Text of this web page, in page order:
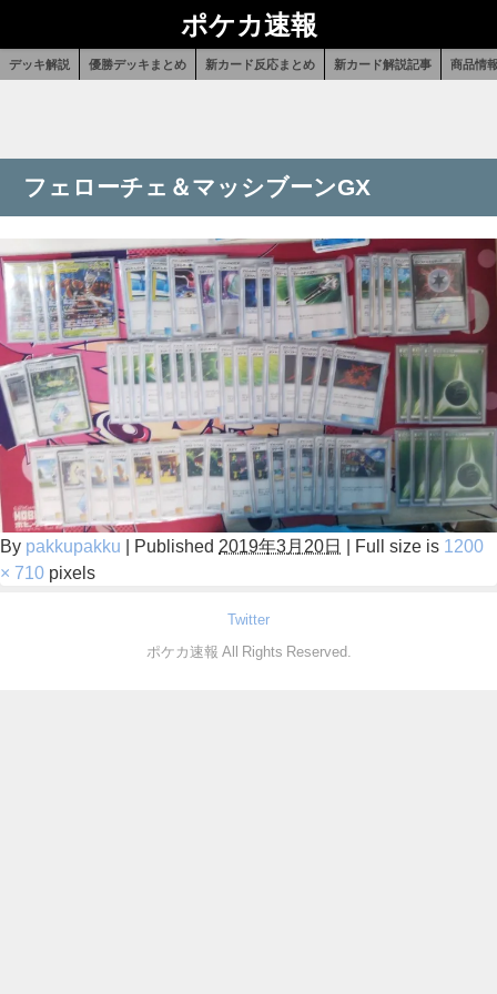
ポケカ速報
デッキ解説 優勝デッキまとめ 新カード反応まとめ 新カード解説記事 商品情
フェローチェ＆マッシブーンGX
By pakkupakku Published 2019年3月20日 Full size is 1200
× 710 pixels
Twitter
ポケカ速報 All Rights Reserved.